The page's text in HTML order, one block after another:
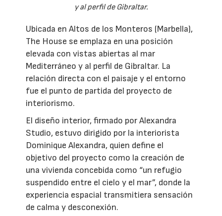
y al perfil de Gibraltar.
Ubicada en Altos de los Monteros (Marbella),
The House se emplaza en una posición
elevada con vistas abiertas al mar
Mediterráneo y al perfil de Gibraltar. La
relación directa con el paisaje y el entorno
fue el punto de partida del proyecto de
interiorismo.
El diseño interior, firmado por Alexandra
Studio, estuvo dirigido por la interiorista
Dominique Alexandra, quien define el
objetivo del proyecto como la creación de
una vivienda concebida como “un refugio
suspendido entre el cielo y el mar”, donde la
experiencia espacial transmitiera sensación
de calma y desconexión.